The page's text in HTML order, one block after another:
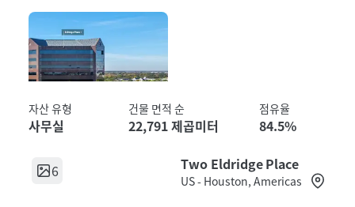
자산 유형
사무실
건물 면적 순
22,791 제곱미터
점유율
84.5%
6 Two Eldridge Place
US - Houston, Americas